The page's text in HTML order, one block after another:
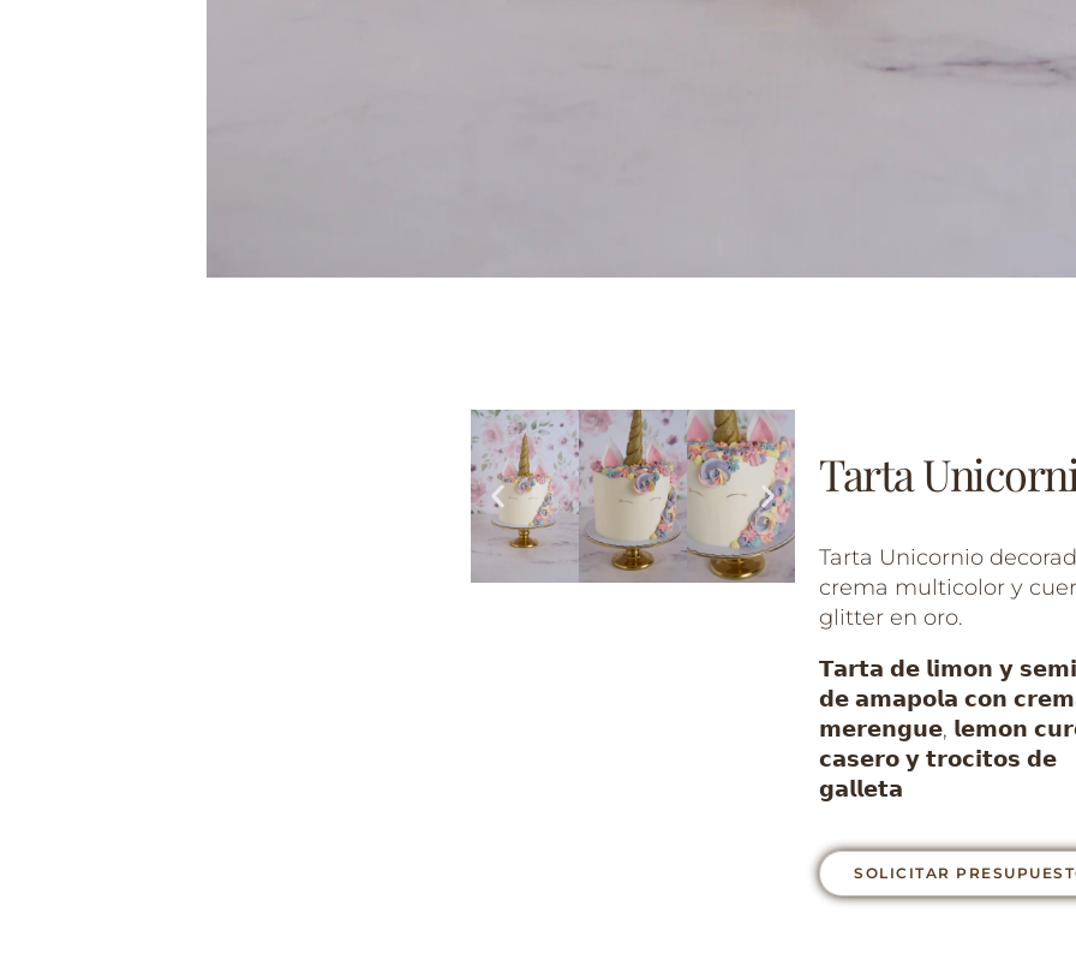
Tarta
Tarta Unicornio
crema multicolor y
glitter en oro.
𝗧𝗮𝗿𝘁𝗮 𝗱𝗲 𝗹𝗶𝗺𝗼𝗻 𝘆
𝗱𝗲 𝗮𝗺𝗮𝗽𝗼𝗹𝗮 𝗰𝗼𝗻
𝗺𝗲𝗿𝗲𝗻𝗴𝘂𝗲, 𝗹𝗲𝗺𝗼𝗻
𝗰𝗮𝘀𝗲𝗿𝗼 𝘆 𝘁𝗿𝗼𝗰𝗶𝘁𝗼𝘀 𝗱𝗲
𝗴𝗮𝗹𝗹𝗲𝘁𝗮
SOLICITAR